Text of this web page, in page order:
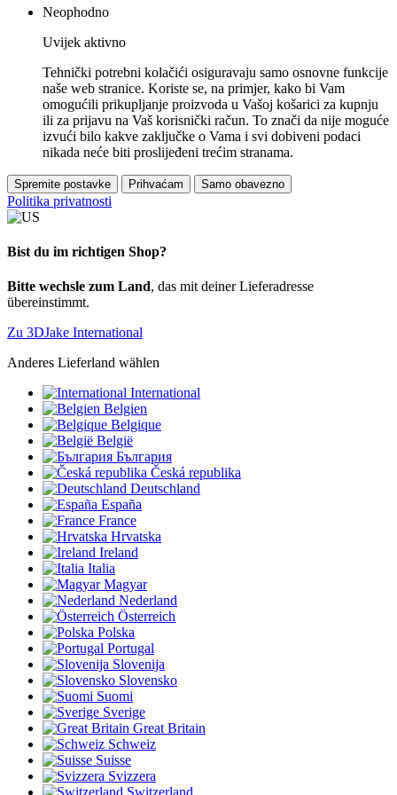
Neophodno
Uvijek aktivno
Tehnički potrebni kolačići osiguravaju samo osnovne funkcije
naše web stranice. Koriste se, na primjer, kako bi Vam
omogućili prikupljanje proizvoda u Vašoj košarici za kupnju
ili za prijavu na Vaš korisnički račun. To znači da nije moguće
izvući bilo kakve zaključke o Vama i svi dobiveni podaci
nikada neće biti proslijeđeni trećim stranama.
Spremite postavke Prihvaćam Samo obavezno
Politika privatnosti
Bist du im richtigen Shop?
Bitte wechsle zum Land, das mit deiner Lieferadresse
übereinstimmt.
Zu 3DJake International
Anderes Lieferland wählen
International
Belgien
Belgique
België
България
Česká republika
Deutschland
España
France
Hrvatska
Ireland
Italia
Magyar
Nederland
Österreich
Polska
Portugal
Slovenija
Slovensko
Suomi
Sverige
Great Britain
Schweiz
Suisse
Svizzera